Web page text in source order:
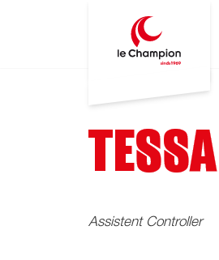
Assistent Controller